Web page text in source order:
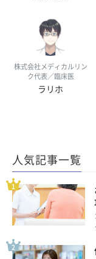
株式会社メディカルリン
ク代表／臨床医
ラリホ
人気記事一覧